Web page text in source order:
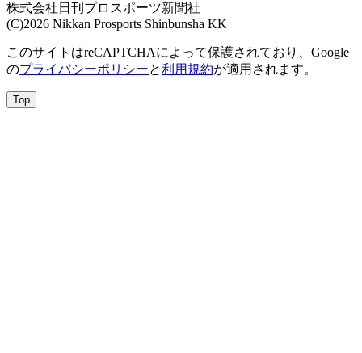
株式会社日刊プロスポーツ新聞社
(C)2026 Nikkan Prosports Shinbunsha KK
このサイトはreCAPTCHAによって保護されており、Google
のプライバシーポリシーと利用規約が適用されます。
Top